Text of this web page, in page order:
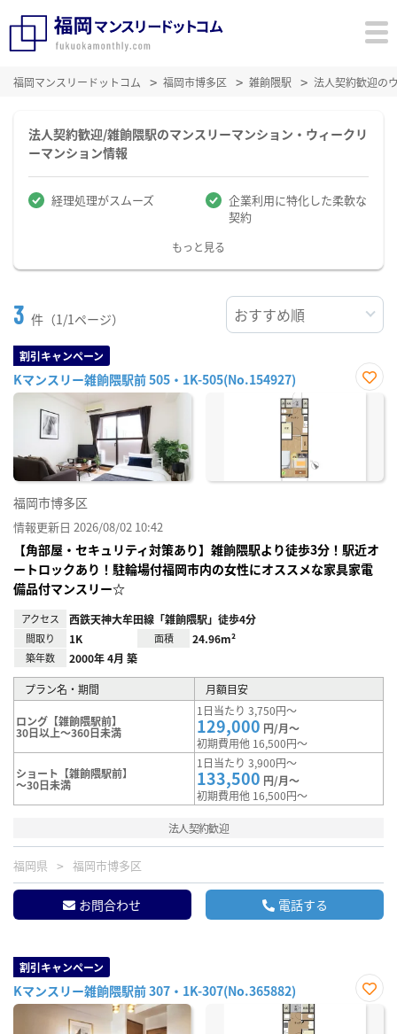
福岡マンスリードットコム 福岡市博多区 雑餉隈駅 法人契約歓迎の
法人契約歓迎/雑餉隈駅のマンスリーマンション・ウィークリ
ーマンション情報
経理処理がスムーズ
企業利用に特化した柔軟な
契約
もっと見る
3 件（1/1ページ）
割引キャンペーン
Kマンスリー雑餉隈駅前 505・1K-505(No.154927)
お気
福岡市博多区
情報更新日 2026/08/02 10:42
【角部屋・セキュリティ対策あり】雑餉隈駅より徒歩3分！駅近オ
ートロックあり！駐輪場付福岡市内の女性にオススメな家具家電
備品付マンスリー☆
アクセス 西鉄天神大牟田線「雑餉隈駅」徒歩4分
間取り 1K 面積 24.96m²
築年数 2000年 4月 築
プラン名・期間 月額目安
ロング【雑餉隈駅前】
30日以上～360日未満
1日当たり 3,750円～
129,000 円/月～
初期費用他 16,500円～
ショート【雑餉隈駅前】
～30日未満
1日当たり 3,900円～
133,500 円/月～
初期費用他 16,500円～
法人契約歓迎
福岡県 福岡市博多区
お問合わせ 電話する
割引キャンペーン
Kマンスリー雑餉隈駅前 307・1K-307(No.365882)
お気